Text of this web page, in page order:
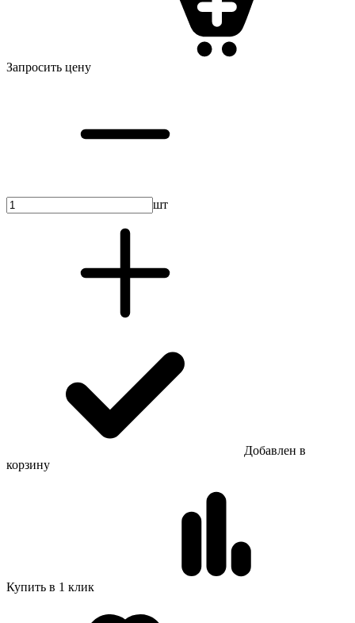
Запросить цену
шт
Добавлен в
корзину
Купить в 1 клик